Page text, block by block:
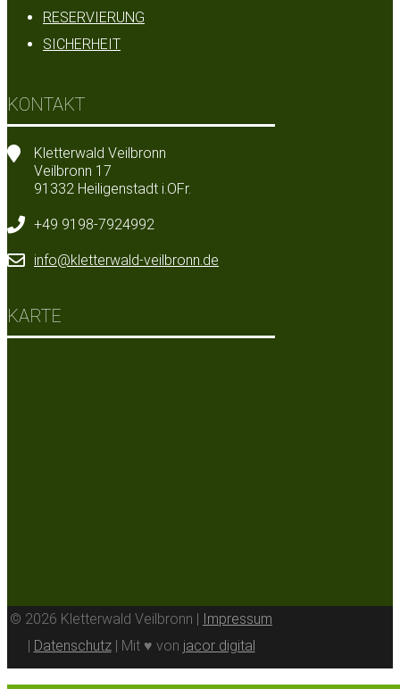
RESERVIERUNG
SICHERHEIT
KONTAKT
Kletterwald Veilbronn
Veilbronn 17
91332 Heiligenstadt i.OFr.
+49 9198-7924992
info@kletterwald-veilbronn.de
KARTE
© 2026 Kletterwald Veilbronn | Impressum
| Datenschutz| Mit ♥ von jacor digital